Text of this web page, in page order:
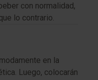
con normalidad,
lo contrario.
en la
Luego, colocarán